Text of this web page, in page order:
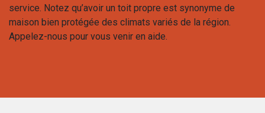
service. Notez qu’avoir un toit propre est synonyme de
maison bien protégée des climats variés de la région.
Appelez-nous pour vous venir en aide.